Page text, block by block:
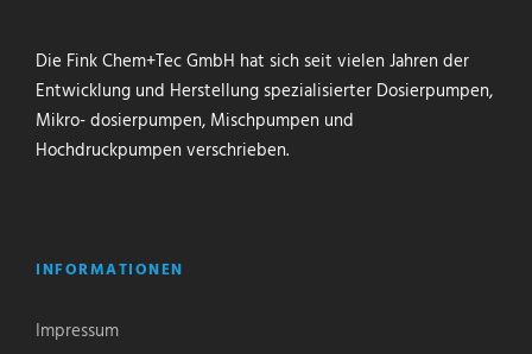
Die Fink Chem+Tec GmbH hat sich seit vielen Jahren der
Entwicklung und Herstellung spezialisierter Dosierpumpen,
Mikro- dosierpumpen, Mischpumpen und
Hochdruckpumpen verschrieben.
INFORMATIONEN
Impressum